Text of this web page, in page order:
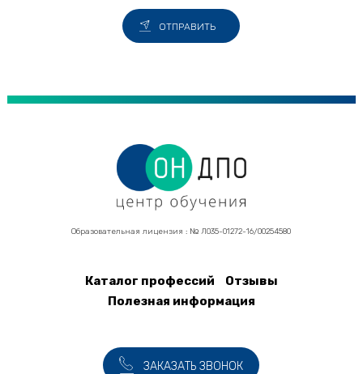
ОТПРАВИТЬ
Образовательная лицензия : № Л035-01272-16/00254580
Каталог профессий
Отзывы
Полезная информация
ЗАКАЗАТЬ ЗВОНОК